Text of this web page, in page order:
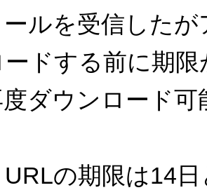
を受信したが
ードする前に期
ウンロード可
の期限は14